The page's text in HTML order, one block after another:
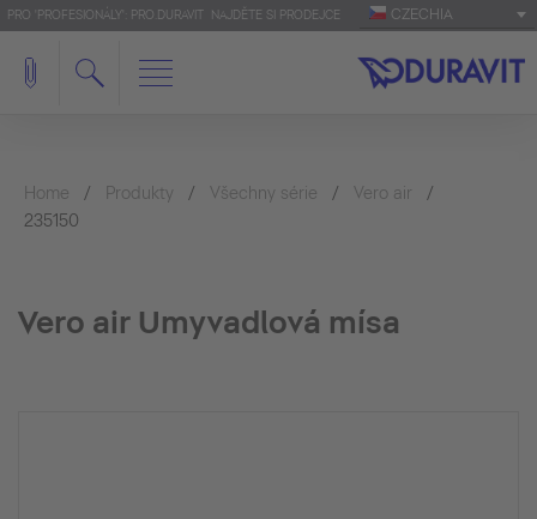
PRO 'PROFESIONÁLY': PRO.DURAVIT NAJDĚTE SI PRODEJCE CZECHIA
Home Produkty Všechny série
Vero air
235150
Vero air Umyvadlová mísa